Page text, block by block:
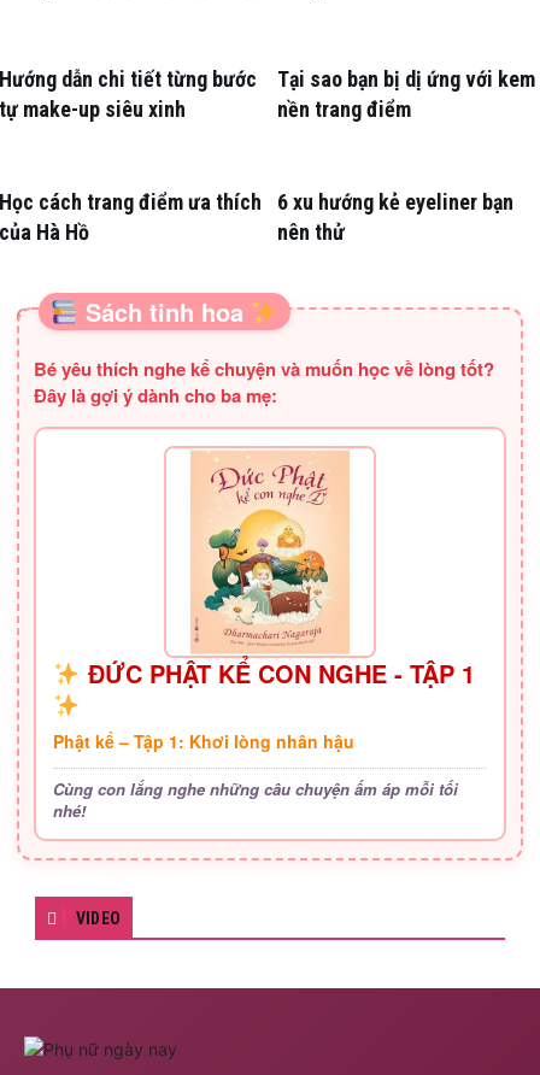
Hướng dẫn chi tiết từng bước
tự make-up siêu xinh
Tại sao bạn bị dị ứng với kem
nền trang điểm
Học cách trang điểm ưa thích
của Hà Hồ
6 xu hướng kẻ eyeliner bạn
nên thử
SÁCH HAY CHO BA MẸ
Sách tinh hoa
Bé yêu thích nghe kể chuyện và muốn học về lòng tốt?
Đây là gợi ý dành cho ba mẹ:
ĐỨC PHẬT KỂ CON NGHE - TẬP 1
Phật kể – Tập 1: Khơi lòng nhân hậu
Cùng con lắng nghe những câu chuyện ấm áp mỗi tối
nhé!
VIDEO